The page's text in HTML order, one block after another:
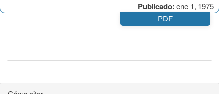
Publicado: ene 1, 1975
PDF